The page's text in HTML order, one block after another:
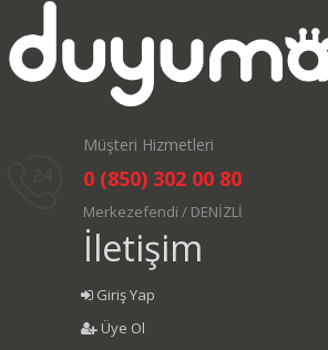
Müşteri Hizmetleri
0 (850) 302 00 80
Merkezefendi / DENİZLİ
İletişim
Giriş Yap
Üye Ol